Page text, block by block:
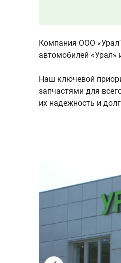
Компания ООО
автомобилей «Урал»
Наш ключевой
запчастями для
их надежность и